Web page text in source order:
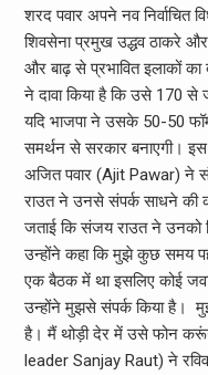
शरद पवार अपने नव
शिवसेना प्रमुख उद्धव ठाकरे
और बाढ़ से प्रभावित इलाकों
ने दावा किया है कि उसे 170 से
यदि भाजपा ने उसके 50-50
समर्थन से सरकार बनाएगी। इस
अजित पवार (Ajit Pawar) ने
राउत ने उनसे संपर्क साधने की
जताई कि संजय राउत ने उनको
उन्‍होंने कहा कि मुझे कुछ समय
एक बैठक में था इसलिए कोई
उन्होंने मुझसे संपर्क किया है।
है। मैं थोड़ी देर में उसे फोन
leader Sanjay Raut) ने